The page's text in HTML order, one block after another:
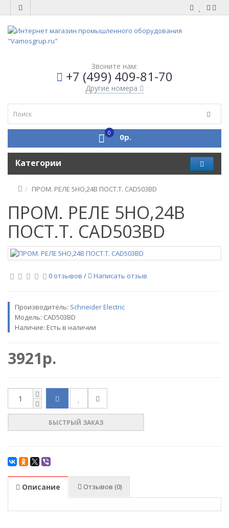
Звоните нам:
+7 (499) 409-81-70
Другие номера
0 0р.
Категории
ПРОМ. РЕЛЕ 5НО,24В ПОСТ.Т. CAD503BD
ПРОМ. РЕЛЕ 5НО,24В
ПОСТ.Т. CAD503BD
0 отзывов / Написать отзыв
Производитель: Sсhneider Electric
Модель: CAD503BD
Наличие: Есть в наличии
3921р.
БЫСТРЫЙ ЗАКАЗ
Описание Отзывов (0)